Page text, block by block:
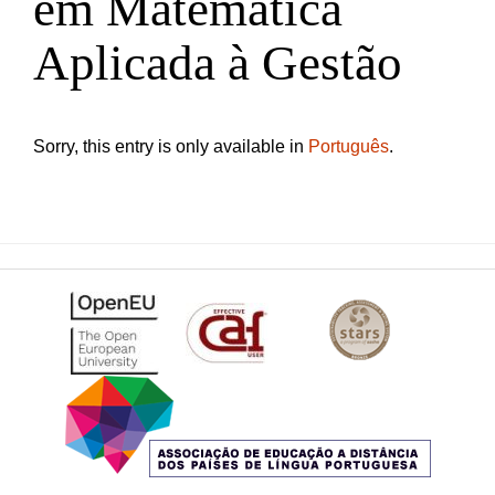
Aplicada à Gestão
Sorry, this entry is only available in Português.